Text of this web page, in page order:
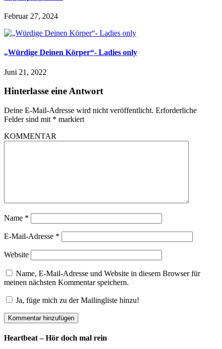
Februar 27, 2024
„Würdige Deinen Körper“- Ladies only
Juni 21, 2022
Hinterlasse eine Antwort
Deine E-Mail-Adresse wird nicht veröffentlicht. Erforderliche
Felder sind mit * markiert
KOMMENTAR
Name *
E-Mail-Adresse *
Website
Name, E-Mail-Adresse und Website in diesem Browser für
meinen nächsten Kommentar speichern.
Ja, füge mich zu der Mailingliste hinzu!
Heartbeat – Hör doch mal rein